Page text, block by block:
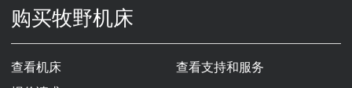
购买牧野机床
查看机床
查看支持和服务